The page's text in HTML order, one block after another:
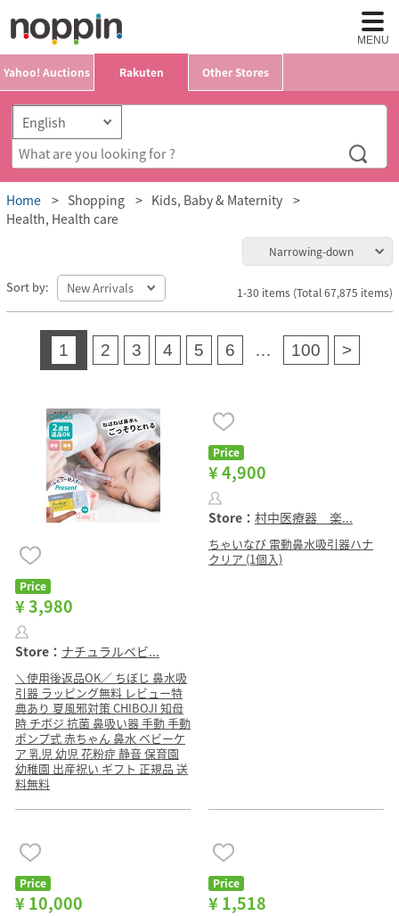
MENU
Yahoo! Auctions Rakuten Other Stores
Home Shopping
Kids, Baby & Maternity
Health, Health care
Narrowing-down
Sort by: 1-30 items (Total 67,875 items)
1 2 3 4 5 6 … 100 >
Price
¥ 3,980
Store： ナチュラルベビ...
＼使用後返品OK／ ちぼじ 鼻水吸
引器 ラッピング無料 レビュー特
典あり 夏風邪対策 CHIBOJI 知母
時 チボジ 抗菌 鼻吸い器 手動 手動
ポンプ式 赤ちゃん 鼻水 ベビーケ
ア 乳児 幼児 花粉症 静音 保育園
幼稚園 出産祝い ギフト 正規品 送
料無料
Price
¥ 4,900
Store： 村中医療器 楽...
ちゃいなび 電動鼻水吸引器ハナ
クリア (1個入)
Price
¥ 10,000
Price
¥ 1,518